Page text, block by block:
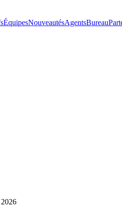
ÉquipesNouveautésAgentsBureau